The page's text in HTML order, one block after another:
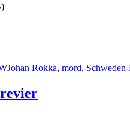
Johan Rokka, mord,